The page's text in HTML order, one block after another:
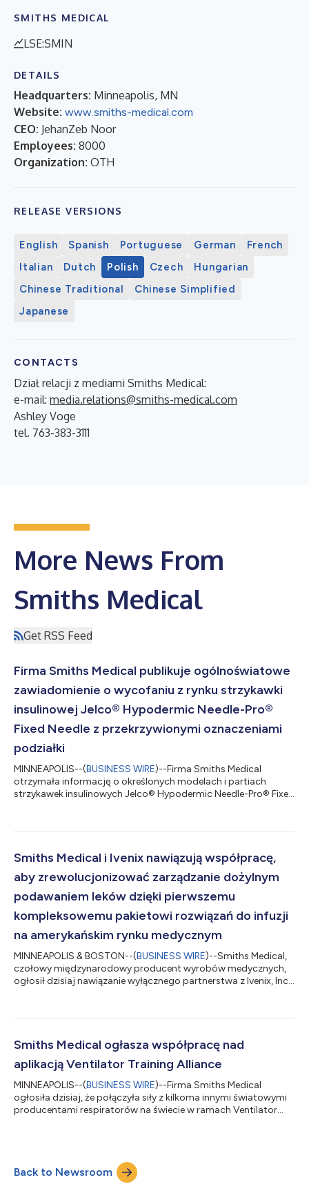
SMITHS MEDICAL
LSE:SMIN
DETAILS
Headquarters: Minneapolis, MN
Website: www.smiths-medical.com
CEO: JehanZeb Noor
Employees: 8000
Organization: OTH
RELEASE VERSIONS
English Spanish Portuguese German
French
Italian
Dutch Polish Czech
Hungarian
Chinese Traditional
Chinese Simplified
Japanese
CONTACTS
Dział relacji z mediami Smiths Medical:
e-mail: media.relations@smiths-medical.com
Ashley Voge
tel. 763-383-3111
More News From
Smiths Medical
Get RSS Feed
Firma Smiths Medical publikuje ogólnoświatowe
zawiadomienie o wycofaniu z rynku strzykawki
insulinowej Jelco® Hypodermic Needle-Pro®
Fixed Needle z przekrzywionymi oznaczeniami
podziałki
MINNEAPOLIS--(BUSINESS WIRE)--Firma Smiths Medical
otrzymała informację o określonych modelach i partiach
strzykawek insulinowych Jelco® Hypodermic Needle-Pro® Fixed
przekrzywione o około 20 stopni w górę. Niniejsza informacja
dostępna tutaj:
https://www.businesswire.com/news/home/20210616005888
/en/ Dotyczy modeli i numerów part...
Smiths Medical i Ivenix nawiązują współpracę,
aby zrewolucjonizować zarządzanie dożylnym
podawaniem leków dzięki pierwszemu
kompleksowemu pakietowi rozwiązań do infuzji
na amerykańskim rynku medycznym
MINNEAPOLIS & BOSTON--(BUSINESS WIRE)--Smiths Medical,
czołowy międzynarodowy producent wyrobów medycznych,
ogłosił dzisiaj nawiązanie wyłącznego partnerstwa z Ivenix, Inc.,
dożylnym podawaniem leków, aby sprostać potrzebom
pacjentem. Długoterminowe partnerstwo, które obejmuje
inwestycję strategiczną Smiths Medical, łączy dwie...
Smiths Medical ogłasza współpracę nad
aplikacją Ventilator Training Alliance
MINNEAPOLIS--(BUSINESS WIRE)--Firma Smiths Medical
ogłosiła dzisiaj, że połączyła siły z kilkoma innymi światowymi
producentami respiratorów na świecie w ramach Ventilator
te można znaleźć w aplikacji na urządzenia mobilne zarządzanej
przez Allego. „Smiths Medical ma zaszczyt należeć do VTA i
Back to Newsroom